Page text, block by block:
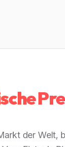
der Welt,